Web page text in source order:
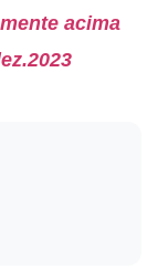
acima